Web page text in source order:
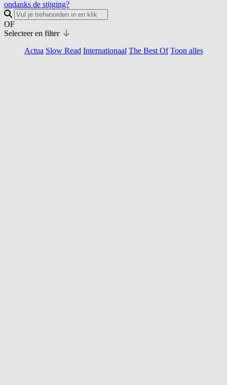
ondanks de stijging?
OF
Selecteer en filter
Actua Slow Read Internationaal The Best Of Toon alles